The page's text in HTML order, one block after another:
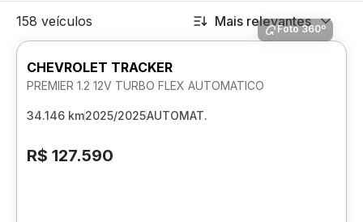
158 veículos Mais relevantes
Foto 360º
CHEVROLET TRACKER
PREMIER 1.2 12V TURBO FLEX AUTOMATICO
34.146 km2025/2025AUTOMAT.
R$ 127.590